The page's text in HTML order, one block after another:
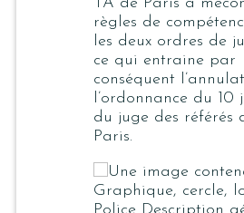
règles de
les deux ordres de
ce qui entraine par
conséquent
l’ordonnance du 10
du juge des référés
Paris.